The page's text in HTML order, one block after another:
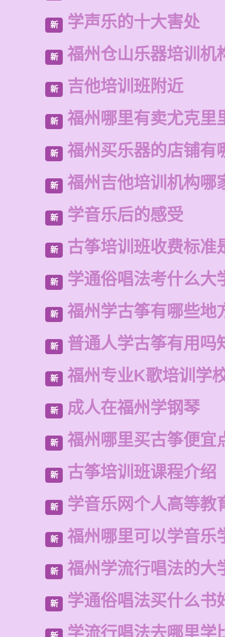
新 学声乐的十大害处
新 福州仓山乐器培训机
新 吉他培训班附近
新 福州哪里有卖尤克里
新 福州买乐器的店铺有
新 福州吉他培训机构哪
新 学音乐后的感受
新 古筝培训班收费标准
新 学通俗唱法考什么大
新 福州学古筝有哪些地
新 普通人学古筝有用吗
新 福州专业K歌培训学
新 成人在福州学钢琴
新 福州哪里买古筝便宜
新 古筝培训班课程介绍
新 学音乐网个人高等教
新 福州哪里可以学音乐
新 福州学流行唱法的大
新 学通俗唱法买什么书
学流行唱法去哪里学